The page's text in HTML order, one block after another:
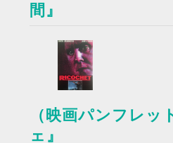
間』
（映画パンフレッ
ェ』